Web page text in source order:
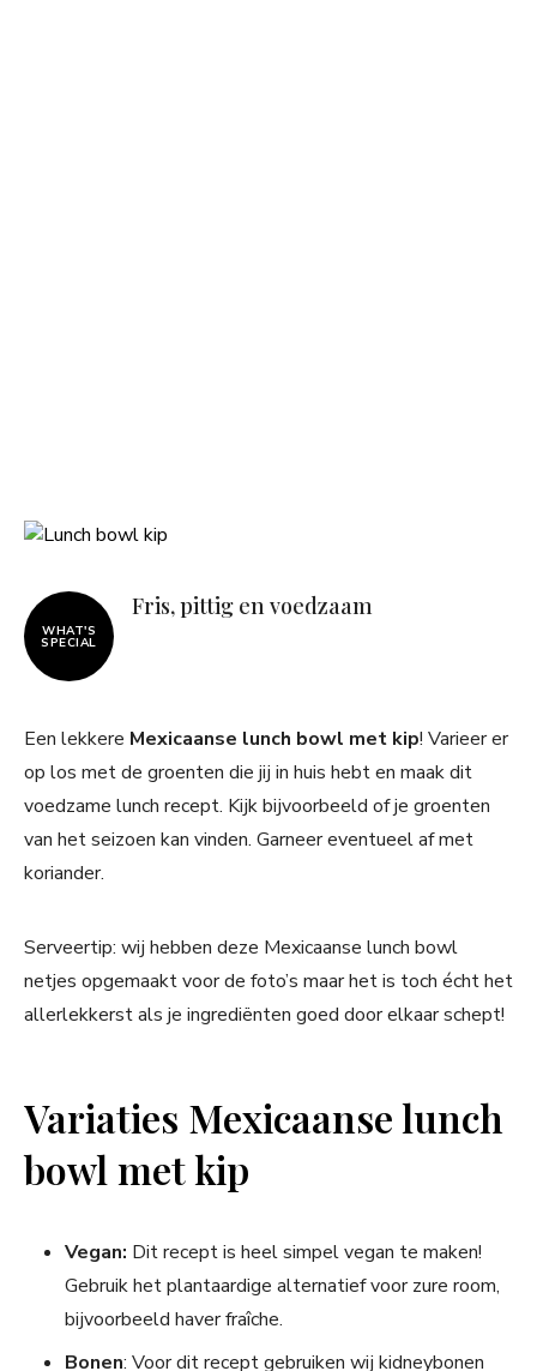
WHAT'S
SPECIAL
Fris, pittig en voedzaam
Een lekkere Mexicaanse lunch bowl met kip! Varieer er
op los met de groenten die jij in huis hebt en maak dit
voedzame lunch recept. Kijk bijvoorbeeld of je groenten
van het seizoen kan vinden. Garneer eventueel af met
koriander.
Serveertip: wij hebben deze Mexicaanse lunch bowl
netjes opgemaakt voor de foto’s maar het is toch écht het
allerlekkerst als je ingrediënten goed door elkaar schept!
Variaties Mexicaanse lunch
bowl met kip
Vegan: Dit recept is heel simpel vegan te maken!
Gebruik het plantaardige alternatief voor zure room,
bijvoorbeeld haver fraîche.
Bonen: Voor dit recept gebruiken wij kidneybonen